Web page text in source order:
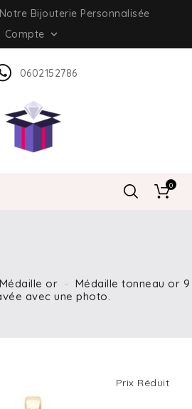
Bijouterie Personnalisée
Compte 
0602152786
0
Médaille or
Médaille tonneau or 9
avec une photo.
Prix Réduit